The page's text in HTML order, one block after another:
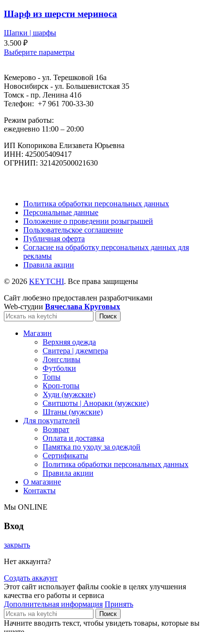
Шарф из шерсти мериноса
Шапки | шарфы
3.500 ₽
Выберите параметры
Кемерово - ул. Терешковой 16а
Новосибирск - ул. Большевистская 35
Томск - пр. Ленина 41б
Телефон: +7 961 700-33-30
Режим работы:
ежедневно 11:00 – 20:00
ИП Копорикова Елизавета Юрьевна
ИНН: 425005409417
ОГРНИП: 321420500021630
Политика обработки персональных данных
Персональные данные
Положение о проведении розыгрышей
Пользовательское соглашение
Публичная оферта
Согласие на обработку персональных данных для
рекламы
Правила акции
© 2026 KEYTCHI. Все права защищены
Сайт любезно предоставлен разработчиками
Web-студии Вячеслава Круговых
Поиск
Магазин
Верхняя одежда
Свитера | джемпера
Лонгсливы
Футболки
Топы
Кроп-топы
Худи (мужские)
Свитшоты | Анораки (мужские)
Штаны (мужские)
Для покупателей
Возврат
Оплата и доставка
Памятка по уходу за одеждой
Сертификаты
Политика обработки персональных данных
Правила акции
О магазине
Контакты
Мы ONLINE
Вход
закрыть
Нет аккаунта?
Создать аккаунт
Этот сайт использует файлы cookie в целях улучшения
качества его работы и сервиса
Дополнительная информация Принять
Поиск
Начните вводить текст, чтобы увидеть товары, которые вы